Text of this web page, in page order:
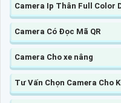
Camera Ip Thân Full Color
Camera Có Đọc Mã QR
Camera Cho xe nâng
Tư Vấn Chọn Camera Cho